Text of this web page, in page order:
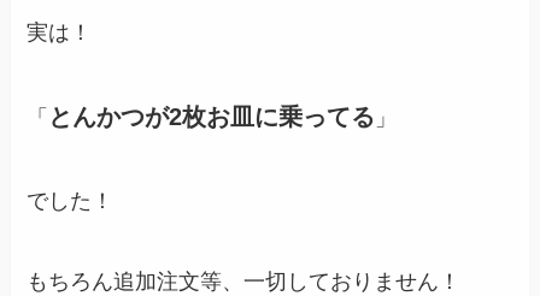
実は！
「 とんかつが2枚お皿に乗ってる 」
でした！
もちろん追加注文等、一切しておりません！